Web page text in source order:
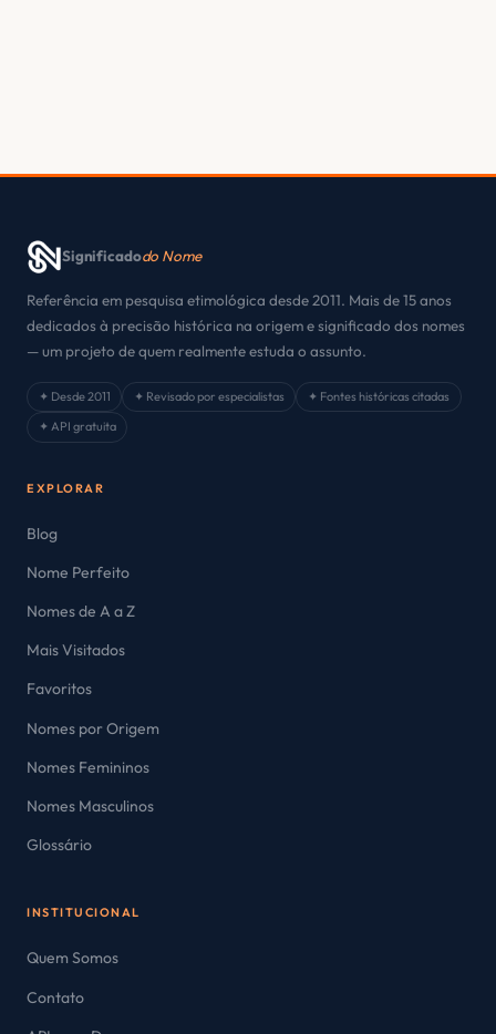
Significadodo Nome
Referência em pesquisa etimológica desde 2011. Mais de 15 anos
dedicados à precisão histórica na origem e significado dos nomes
— um projeto de quem realmente estuda o assunto.
✦ Desde 2011 ✦ Revisado por especialistas
✦ Fontes históricas citadas
✦ API gratuita
EXPLORAR
Blog
Nome Perfeito
Nomes de A a Z
Mais Visitados
Favoritos
Nomes por Origem
Nomes Femininos
Nomes Masculinos
Glossário
INSTITUCIONAL
Quem Somos
Contato